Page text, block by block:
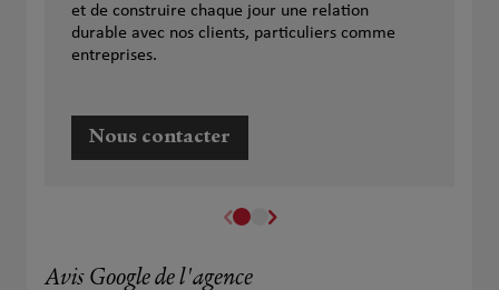
et de construire chaque jour une relation
durable avec nos clients, particuliers comme
entreprises.
Nous contacter
Avis Google de l'agence